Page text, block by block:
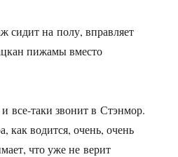
на полу, вправляет
пижамы вместо
все-таки звонит в Стэнмор.
как водится, очень, очень
что уже не верит